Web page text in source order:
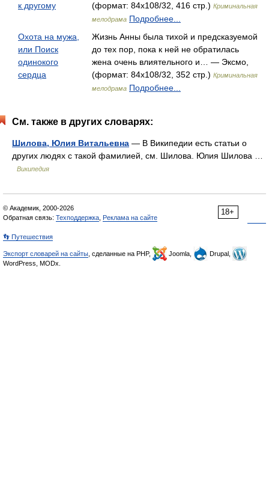
к другому
(формат: 84x108/32, 416 стр.) Криминальная
мелодрама Подробнее...
Охота на мужа,
или Поиск
одинокого
сердца
Жизнь Анны была тихой и предсказуемой
до тех пор, пока к ней не обратилась
жена очень влиятельного и… — Эксмо,
(формат: 84x108/32, 352 стр.) Криминальная
мелодрама Подробнее...
См. также в других словарях:
Шилова, Юлия Витальевна — В Википедии есть статьи о
других людях с такой фамилией, см. Шилова. Юлия Шилова …
Википедия
18+
© Академик, 2000-2026
Обратная связь: Техподдержка Реклама на сайте
👣 Путешествия
Экспорт словарей на сайты , сделанные на PHP, Joomla,
Drupal,
WordPress, MODx.